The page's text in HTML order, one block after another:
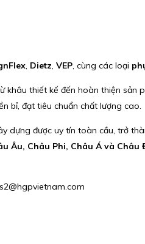
, Dietz, VEP, cùng các loại
thiết kế đến hoàn thiện
bỉ, đạt tiêu chuẩn chất lượng cao.
dựng được uy tín toàn cầu, trở
Âu, Châu Phi, Châu Á và Châu